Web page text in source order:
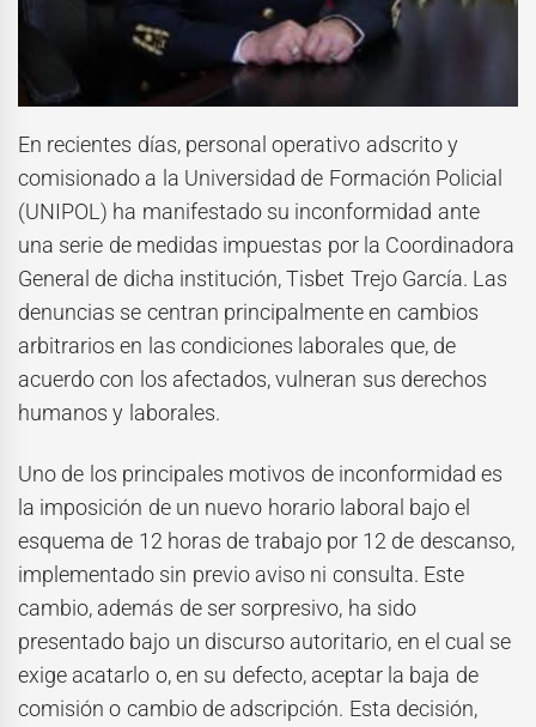
En recientes días, personal operativo adscrito y
comisionado a la Universidad de Formación Policial
(UNIPOL) ha manifestado su inconformidad ante
una serie de medidas impuestas por la Coordinadora
General de dicha institución, Tisbet Trejo García. Las
denuncias se centran principalmente en cambios
arbitrarios en las condiciones laborales que, de
acuerdo con los afectados, vulneran sus derechos
humanos y laborales.
Uno de los principales motivos de inconformidad es
la imposición de un nuevo horario laboral bajo el
esquema de 12 horas de trabajo por 12 de descanso,
implementado sin previo aviso ni consulta. Este
cambio, además de ser sorpresivo, ha sido
presentado bajo un discurso autoritario, en el cual se
exige acatarlo o, en su defecto, aceptar la baja de
comisión o cambio de adscripción. Esta decisión,